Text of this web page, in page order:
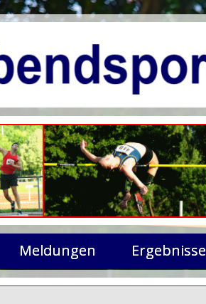
Meldungen Ergebnisse